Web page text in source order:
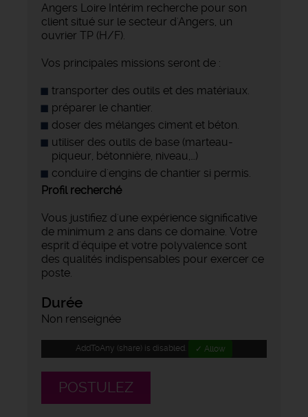
Angers Loire Intérim recherche pour son
client situé sur le secteur d'Angers, un
ouvrier TP (H/F).
Vos principales missions seront de :
transporter des outils et des matériaux.
préparer le chantier.
doser des mélanges ciment et béton.
utiliser des outils de base (marteau-
piqueur, bétonnière, niveau,…)
conduire d'engins de chantier si permis.
Profil recherché
Vous justifiez d'une expérience significative
de minimum 2 ans dans ce domaine. Votre
esprit d'équipe et votre polyvalence sont
des qualités indispensables pour exercer ce
poste.
Durée
Non renseignée
AddToAny (share) is disabled. ✓ Allow
POSTULEZ